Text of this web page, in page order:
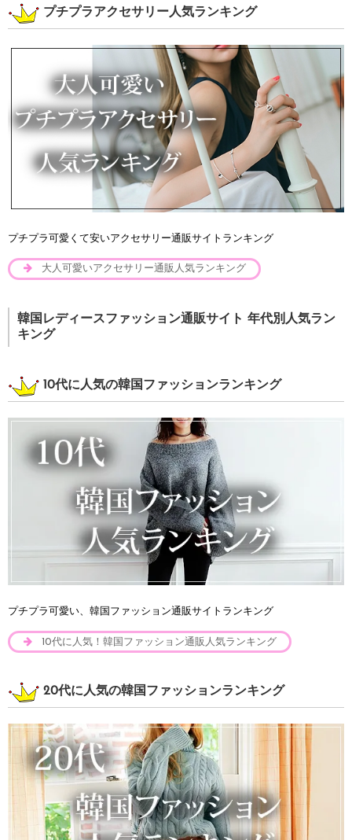
プチプラアクセサリー人気ランキング
プチプラ可愛くて安いアクセサリー通販サイトランキング
大人可愛いアクセサリー通販人気ランキング
韓国レディースファッション通販サイト 年代別人気ラン
キング
10代に人気の韓国ファッションランキング
プチプラ可愛い、韓国ファッション通販サイトランキング
10代に人気！韓国ファッション通販人気ランキング
20代に人気の韓国ファッションランキング